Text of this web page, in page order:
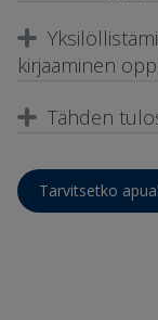
kirjaaminen
Tähden
Tarvitsetko